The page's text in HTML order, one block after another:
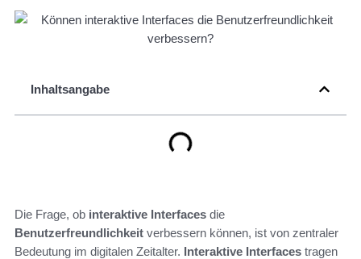
Inhaltsangabe
Die Frage, ob interaktive Interfaces die
Benutzerfreundlichkeit verbessern können, ist von zentraler
Bedeutung im digitalen Zeitalter. Interaktive Interfaces tragen